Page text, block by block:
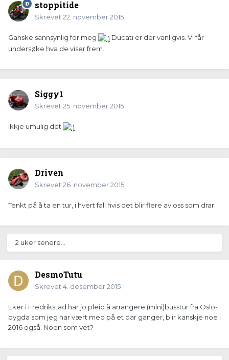
stoppitide
Skrevet22. november 2015
Ganske sannsynlig for meg
Ducati er der vanligvis. Vi får
undersøke hva de viser frem.
Siggy1
Skrevet25. november 2015
Ikkje umulig det
Driven
Skrevet26. november 2015
Tenkt på å ta en tur, i hvert fall hvis det blir flere av oss som drar.
2 uker senere...
DesmoTutu
Skrevet4. desember 2015
Eker i Fredrikstad har jo pleid å arrangere (mini)busstur fra Oslo-
bygda som jeg har vært med på et par ganger, blir kanskje noe i
2016 også. Noen som vet?